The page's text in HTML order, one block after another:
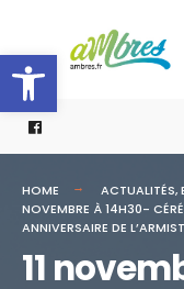
Ouvrir la barre d’outils
to
content
HOME ACTUALITÉS,
NOVEMBRE À 14H30-
ANNIVERSAIRE DE
11
for: